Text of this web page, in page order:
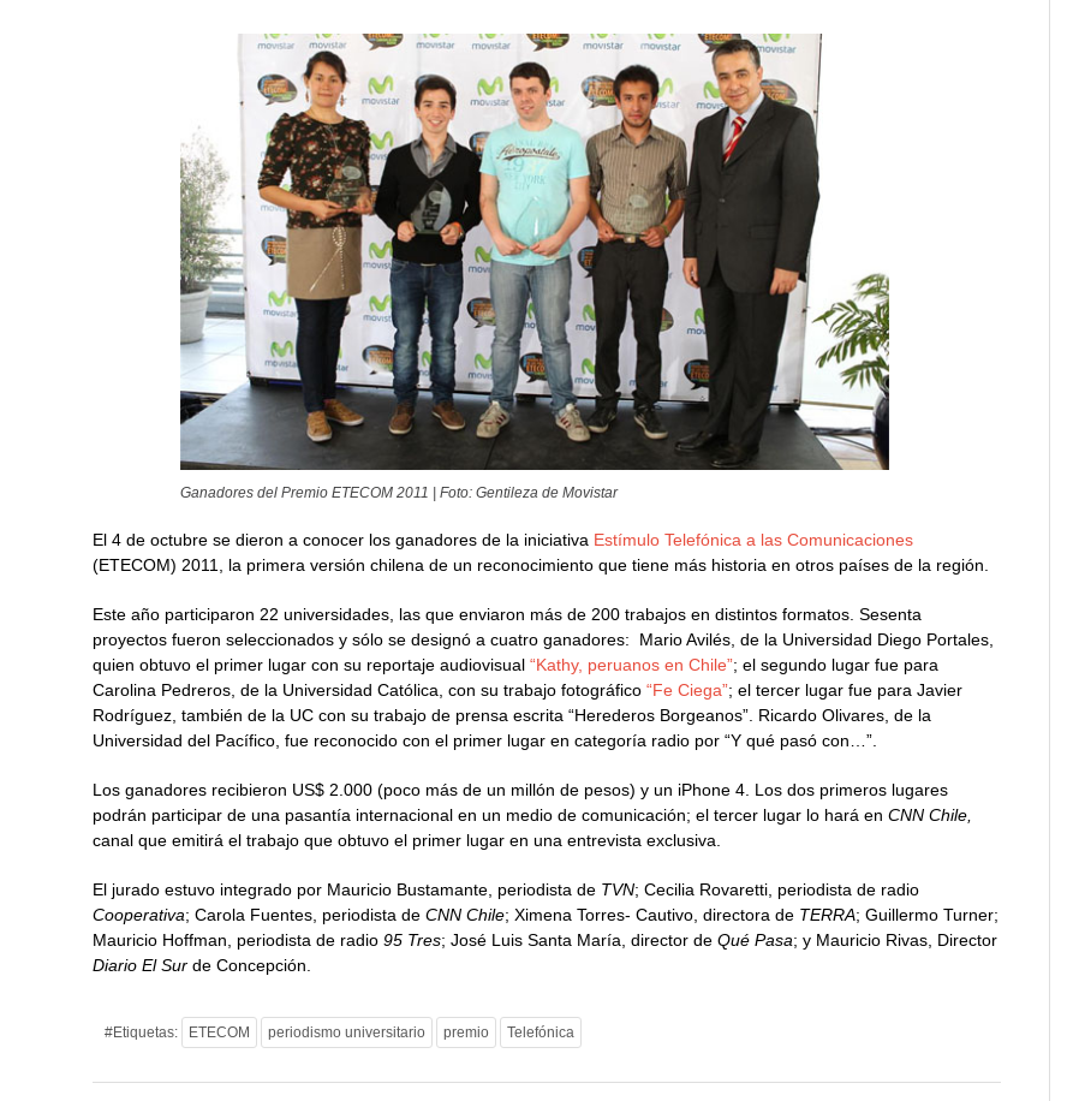
Ganadores del Premio ETECOM 2011 | Foto: Gentileza de Movistar
El 4 de octubre se dieron a conocer los ganadores de la iniciativa Estímulo Telefónica a las Comunicaciones
(ETECOM) 2011, la primera versión chilena de un reconocimiento que tiene más historia en otros países de la región.
Este año participaron 22 universidades, las que enviaron más de 200 trabajos en distintos formatos. Sesenta
proyectos fueron seleccionados y sólo se designó a cuatro ganadores: Mario Avilés, de la Universidad Diego Portales,
quien obtuvo el primer lugar con su reportaje audiovisual“Kathy, peruanos en Chile”; el segundo lugar fue para
Carolina Pedreros, de la Universidad Católica, con su trabajo fotográfico“Fe Ciega”; el tercer lugar fue para Javier
Rodríguez, también de la UC con su trabajo de prensa escrita “Herederos Borgeanos”. Ricardo Olivares, de la
Universidad del Pacífico, fue reconocido con el primer lugar en categoría radio por “Y qué pasó con…”.
Los ganadores recibieron US$ 2.000 (poco más de un millón de pesos) y un iPhone 4. Los dos primeros lugares
podrán participar de una pasantía internacional en un medio de comunicación; el tercer lugar lo hará enCNN Chile,
canal que emitirá el trabajo que obtuvo el primer lugar en una entrevista exclusiva.
El jurado estuvo integrado por Mauricio Bustamante, periodista de TVN; Cecilia Rovaretti, periodista de radio
Cooperativa; Carola Fuentes, periodista deCNN Chile; Ximena Torres- Cautivo, directora de TERRA; Guillermo Turner;
Mauricio Hoffman, periodista de radio95 Tres; José Luis Santa María, director deQué Pasa; y Mauricio Rivas, Director
Diario El Surde Concepción.
#Etiquetas: ETECOM periodismo universitario premio Telefónica